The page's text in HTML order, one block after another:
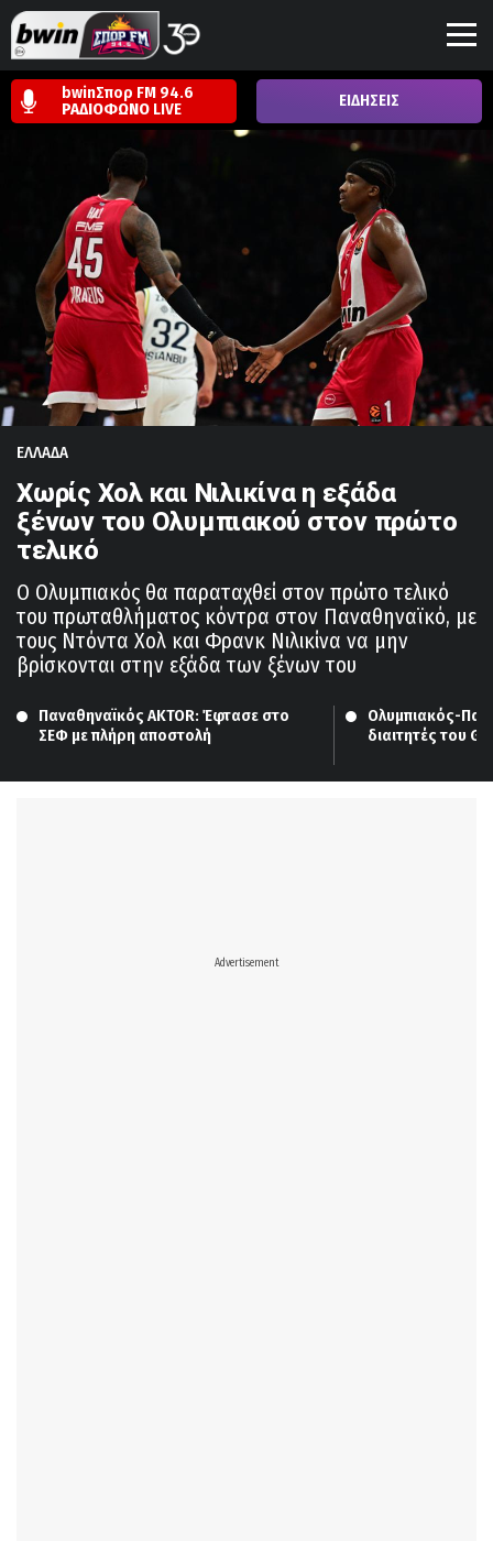
bwinΣπορ FM 94.6
ΡΑΔΙΟΦΩΝΟ LIVE ΕΙΔΗΣΕΙΣ
ΕΛΛΑΔΑ
Χωρίς Χολ και Νιλικίνα η εξάδα
ξένων του Ολυμπιακού στον πρώτο
τελικό
Ο Ολυμπιακός θα παραταχθεί στον πρώτο τελικό
του πρωταθλήματος κόντρα στον Παναθηναϊκό, με
τους Ντόντα Χολ και Φρανκ Νιλικίνα να μην
βρίσκονται στην εξάδα των ξένων του
Παναθηναϊκός AKTOR: Έφτασε στο
ΣΕΦ με πλήρη αποστολή
Ολυμπιακός-
διαιτητές του